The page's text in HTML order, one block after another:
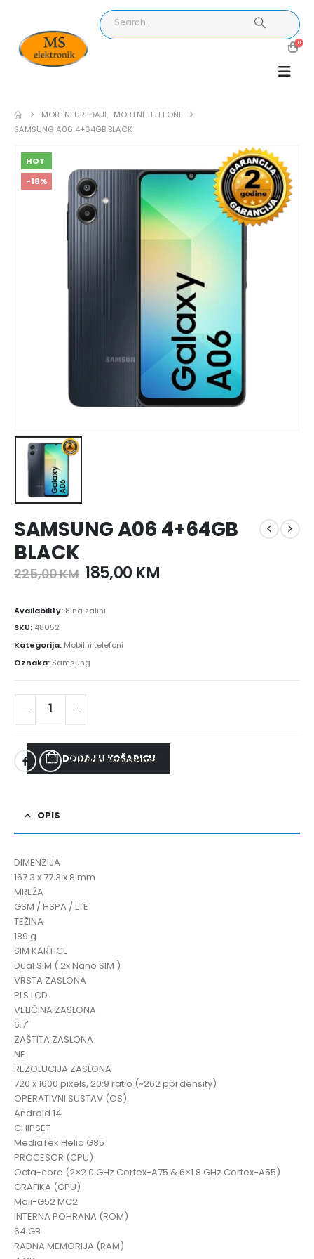
0
MOBILNI UREĐAJI, MOBILNI TELEFONI
SAMSUNG A06 4+64GB BLACK
HOT
-18%
SAMSUNG A06 4+64GB
BLACK
225,00KM 185,00 KM
Availability: 8 na zalihi
SKU: 48052
Kategorija: Mobilni telefoni
Oznaka: Samsung
DODAJ U KOŠARICU
ADD TO WISHLIST
OPIS
DIMENZIJA
167.3 x 77.3 x 8 mm
MREŽA
GSM / HSPA / LTE
TEŽINA
189 g
SIM KARTICE
Dual SIM ( 2x Nano SIM )
VRSTA ZASLONA
PLS LCD
VELIČINA ZASLONA
6.7″
ZAŠTITA ZASLONA
NE
REZOLUCIJA ZASLONA
720 x 1600 pixels, 20:9 ratio (~262 ppi density)
OPERATIVNI SUSTAV (OS)
Android 14
CHIPSET
MediaTek Helio G85
PROCESOR (CPU)
Octa-core (2×2.0 GHz Cortex-A75 & 6×1.8 GHz Cortex-A55)
GRAFIKA (GPU)
Mali-G52 MC2
INTERNA POHRANA (ROM)
64 GB
RADNA MEMORIJA (RAM)